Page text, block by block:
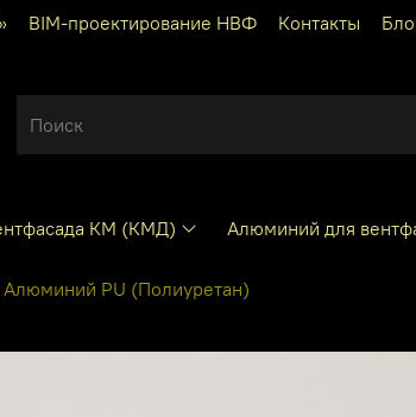
BIM-проектирование НВФ Контакты
КМ (КМД) Алюминий для
Алюминий PU (Полиуретан)